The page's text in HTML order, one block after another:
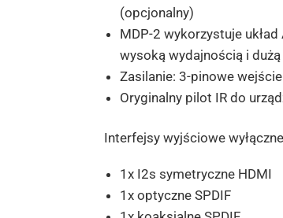
(opcjonalny)
MDP-2 wykorzystuje
wysoką wydajnością i
Zasilanie: 3-pinowe
Oryginalny pilot IR do
Interfejsy wyjściowe
1x I2s symetryczne HDMI
1x optyczne SPDIF